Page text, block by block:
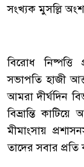
সংখ্যক মুসল্লি
‎বিরোধ
সভাপতি হাজী
আমরা দীর্ঘদিন
বিভ্রান্তি
মীমাংসায়
তাদের সবার